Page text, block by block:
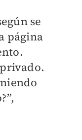
se
página